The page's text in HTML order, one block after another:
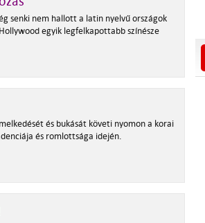
senki nem hallott a latin nyelvű országok
egyik legfelkapottabb színésze
és bukását követi nyomon a korai
és romlottsága idején.